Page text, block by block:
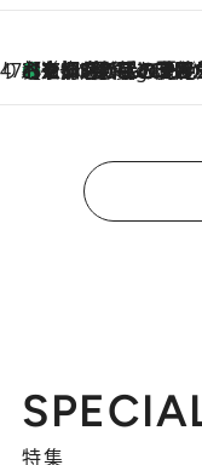
47都道府県の手みやげ ひんやりスイーツで夏を満喫
4 Hours Ago
【京都府】この夏絶対食べたい 冷やしておいしいおやつ3選 ひと口目から心を掴
特集